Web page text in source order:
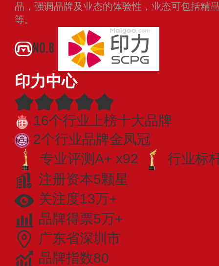
品，强调品牌及业态的体验性，业态可包括精
等。
NO.8
印力中心
16个行业上榜十大品牌
2个行业品牌金凤冠
专业评测A+ x92
行业标
注册资本5颗星
关注度13万+
品牌得票5万+
广东省深圳市
品牌指数80